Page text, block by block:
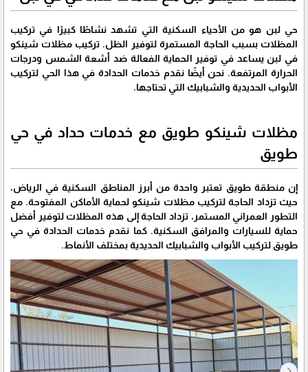
حي لبن هو من الأحياء السكنية التي تشهد نشاطًا كبيرًا في تركيب
المظلات بسبب الحاجة المستمرة لتوفير الظل. تركيب مظلات شينكو
في لبن يساعد في توفير الحماية الفعالة ضد أشعة الشمس ودرجات
الحرارة المرتفعة. نحن أيضًا نقدم خدمات الحدادة في هذا الحي لتركيب
الأبواب الحديدية والشبابيك التي تحتاجها.
مظلات شينكو طويق مع خدمات حداد في حي
طويق
إن منطقة طويق تعتبر واحدة من أبرز المناطق السكنية في الرياض،
حيث تزداد الحاجة لتركيب مظلات شينكو لحماية الأماكن المفتوحة. مع
التطور العمراني المستمر، تزداد الحاجة إلى هذه المظلات لتوفير أفضل
حماية للسيارات والمرافق السكنية. كما نقدم خدمات الحدادة في حي
طويق لتركيب الأبواب والشبابيك الحديدية بمختلف الأنماط.